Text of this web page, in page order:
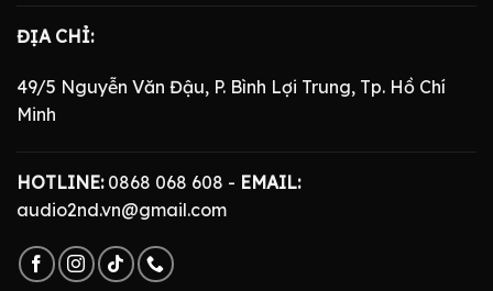
ĐỊA CHỈ:
49/5 Nguyễn Văn Đậu, P. Bình Lợi Trung, Tp. Hồ Chí
Minh
HOTLINE:0868 068 608 - EMAIL:
audio2nd.vn@gmail.com